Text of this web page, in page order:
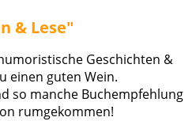
& Lese"
Geschichten &
einen guten Wein.
so manche Buchempfehlung
rumgekommen!